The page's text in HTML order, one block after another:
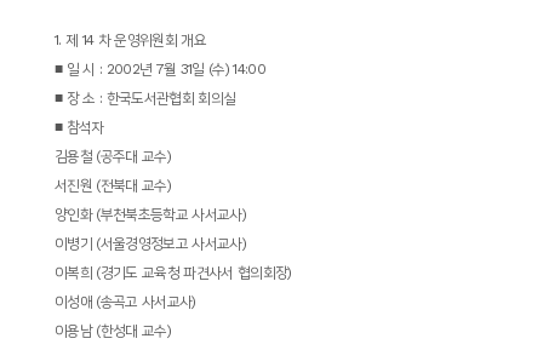
1. 제 14 차 운영위원회 개요
■ 일 시 : 2002년 7월 31일 (수) 14:00
■ 장 소 : 한국도서관협회 회의실
■ 참석자
김용철 (공주대 교수)
서진원 (전북대 교수)
양인화 (부천북초등학교 사서교사)
이병기 (서울경영정보고 사서교사)
이복희 (경기도 교육청 파견사서 협의회장)
이성애 (송곡고 사서교사)
이용남 (한성대 교수)